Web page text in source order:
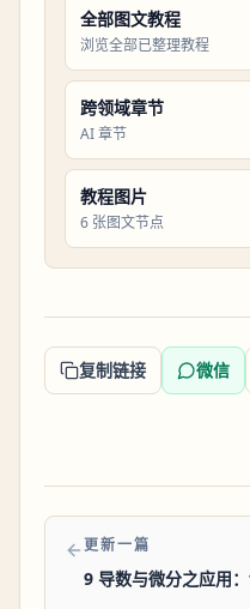
全部图文教程
浏览全部已整理教程
跨领域章节
AI 章节
教程图片
6 张图文节点
复制链接 微信
更新一篇
9 导数与微分之应用